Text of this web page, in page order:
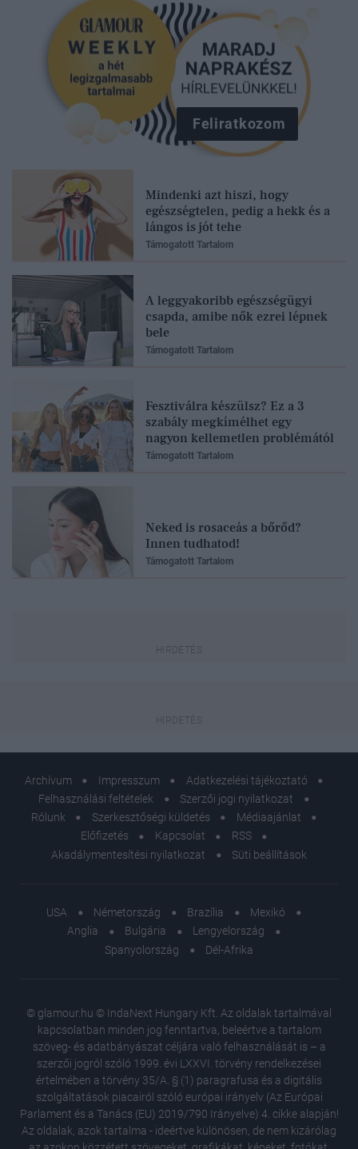
Feliratkozom
Mindenki azt hiszi, hogy
egészségtelen, pedig a hekk és a
lángos is jót tehe
Támogatott Tartalom
A leggyakoribb egészségügyi
csapda, amibe nők ezrei lépnek
bele
Támogatott Tartalom
Fesztiválra készülsz? Ez a 3
szabály megkímélhet egy
nagyon kellemetlen problémától
Támogatott Tartalom
Neked is rosaceás a bőrőd?
Innen tudhatod!
Támogatott Tartalom
Archívum Impresszum
Adatkezelési tájékoztató
Felhasználási feltételek
Szerzői jogi nyilatkozat
Rólunk
Szerkesztőségi küldetés
Médiaajánlat
Előfizetés
Kapcsolat
RSS
Akadálymentesítési nyilatkozat
Süti beállítások
USA Németország Brazília
Mexikó
Anglia
Bulgária
Lengyelország
Spanyolország
Dél-Afrika
© glamour.hu © IndaNext Hungary Kft. Az oldalak tartalmával
kapcsolatban minden jog fenntartva, beleértve a tartalom
szöveg- és adatbányászat céljára való felhasználását is – a
szerzői jogról szóló 1999. évi LXXVI. törvény rendelkezései
értelmében a törvény 35/A. § (1) paragrafusa és a digitális
szolgáltatások piacairól szóló európai irányelv (Az Európai
Parlament és a Tanács (EU) 2019/790 Irányelve) 4. cikke alapján!
Az oldalak, azok tartalma - ideértve különösen, de nem kizárólag